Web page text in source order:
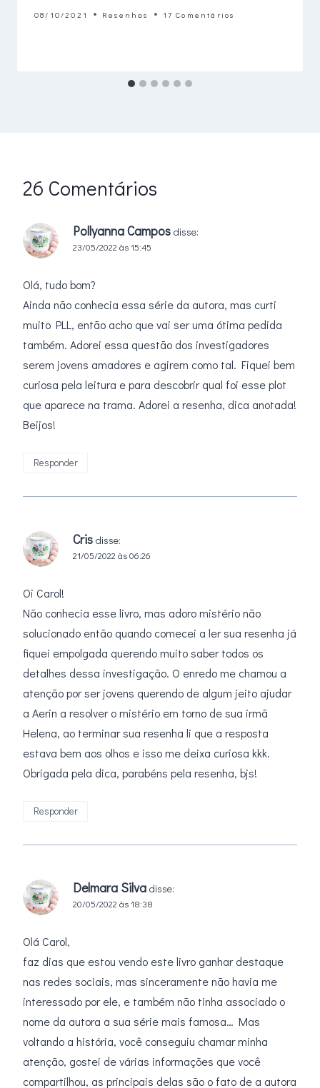
08/10/2021 Resenhas 17 Comentários
26 Comentários
Pollyanna Campos disse:
23/05/2022 às 15:45
Olá, tudo bom?
Ainda não conhecia essa série da autora, mas curti
muito PLL, então acho que vai ser uma ótima pedida
também. Adorei essa questão dos investigadores
serem jovens amadores e agirem como tal. Fiquei bem
curiosa pela leitura e para descobrir qual foi esse plot
que aparece na trama. Adorei a resenha, dica anotada!
Beijos!
Responder
Cris disse:
21/05/2022 às 06:26
Oi Carol!
Não conhecia esse livro, mas adoro mistério não
solucionado então quando comecei a ler sua resenha já
fiquei empolgada querendo muito saber todos os
detalhes dessa investigação. O enredo me chamou a
atenção por ser jovens querendo de algum jeito ajudar
a Aerin a resolver o mistério em torno de sua irmã
Helena, ao terminar sua resenha li que a resposta
estava bem aos olhos e isso me deixa curiosa kkk.
Obrigada pela dica, parabéns pela resenha, bjs!
Responder
Delmara Silva disse:
20/05/2022 às 18:38
Olá Carol,
faz dias que estou vendo este livro ganhar destaque
nas redes sociais, mas sinceramente não havia me
interessado por ele, e também não tinha associado o
nome da autora a sua série mais famosa… Mas
voltando a história, você conseguiu chamar minha
atenção, gostei de várias informações que você
compartilhou, as principais delas são o fato de a autora